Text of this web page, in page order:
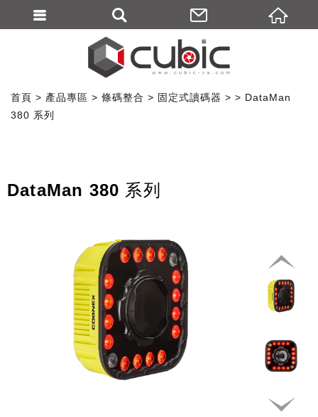
首頁 產品專區 條碼整合 固定式讀碼器
DataMan
380 系列
DataMan 380 系列